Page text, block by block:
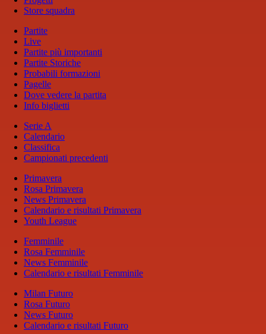
Store squadra
Partite
Live
Partite più importanti
Partite Storiche
Probabili formazioni
Pagelle
Dove vedere la partita
Info biglietti
Serie A
Calendario
Classifica
Campionati precedenti
Primavera
Rosa Primavera
News Primavera
Calendario e risultati Primavera
Youth League
Femminile
Rosa Femminile
News Femminile
Calendario e risultati Femminile
Milan Futuro
Rosa Futuro
News Futuro
Calendario e risultati Futuro